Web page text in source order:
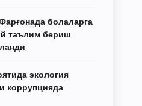
болаларга
таълим бериш
экология
коррупцияда